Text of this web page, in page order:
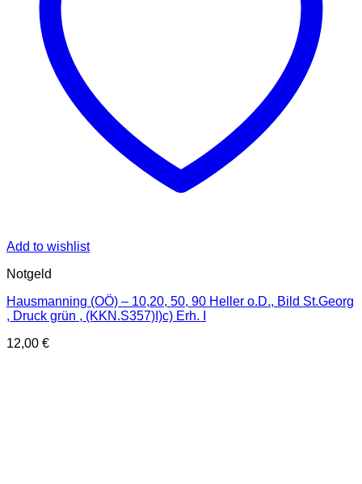
Add to wishlist
Notgeld
Hausmanning (OÖ) – 10,20, 50, 90 Heller o.D., Bild St.Georg
, Druck grün , (KKN.S357)I)c) Erh. I
12,00 €